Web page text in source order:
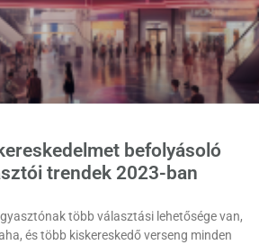
befolyásoló
trendek 2023-ban
több választási lehetősége van,
és több kiskereskedő verseng minden